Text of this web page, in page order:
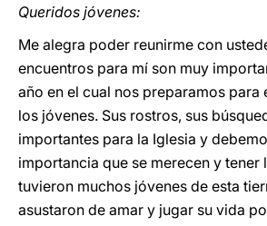
Queridos jóvenes:
Me alegra poder reunirme con
encuentros para mí son muy
año en el cual nos preparamos para
los jóvenes. Sus rostros, sus
importantes para la Iglesia y
importancia que se merecen y tener
tuvieron muchos jóvenes de esta
asustaron de amar y jugar su vida